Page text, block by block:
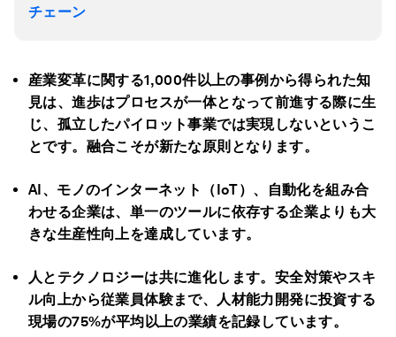
チェーン
産業変革に関する1,000件以上の事例から得られた知
見は、進歩はプロセスが一体となって前進する際に生
じ、孤立したパイロット事業では実現しないというこ
とです。 融合こそが新たな原則となります。
AI、モノのインターネット（IoT）、自動化を組み合
わせる企業は、単一のツールに依存する企業よりも大
きな生産性向上を達成しています。
人とテクノロジーは共に進化します。安全対策やスキ
ル向上から従業員体験まで、人材能力開発に投資する
現場の75%が平均以上の業績を記録しています。